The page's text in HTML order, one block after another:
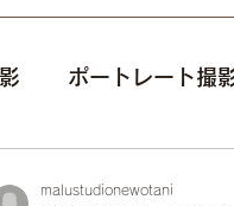
ポートレート撮
malustudionewotani